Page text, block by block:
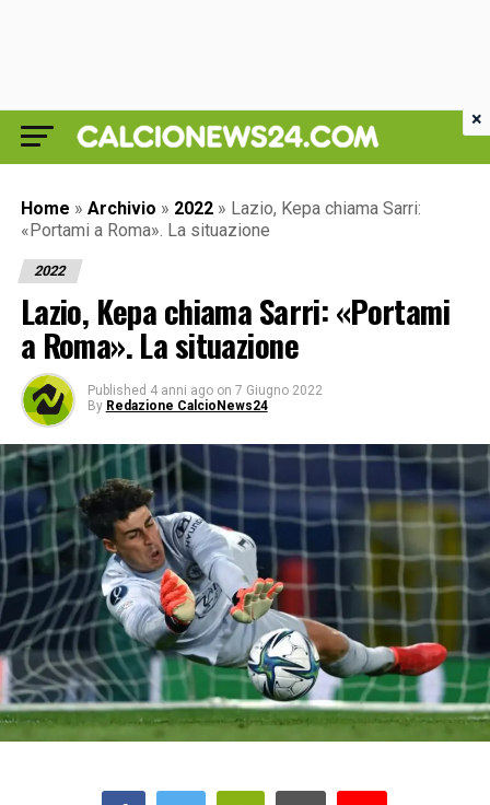
Home » Archivio » 2022 » Lazio, Kepa chiama Sarri:
«Portami a Roma». La situazione
2022
Lazio, Kepa chiama Sarri: «Portami
a Roma». La situazione
Published 4 anni ago on 7 Giugno 2022
By Redazione CalcioNews24
×